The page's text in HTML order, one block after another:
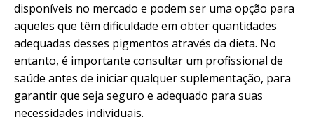
disponíveis no mercado e podem ser uma opção para
aqueles que têm dificuldade em obter quantidades
adequadas desses pigmentos através da dieta. No
entanto, é importante consultar um profissional de
saúde antes de iniciar qualquer suplementação, para
garantir que seja seguro e adequado para suas
necessidades individuais.